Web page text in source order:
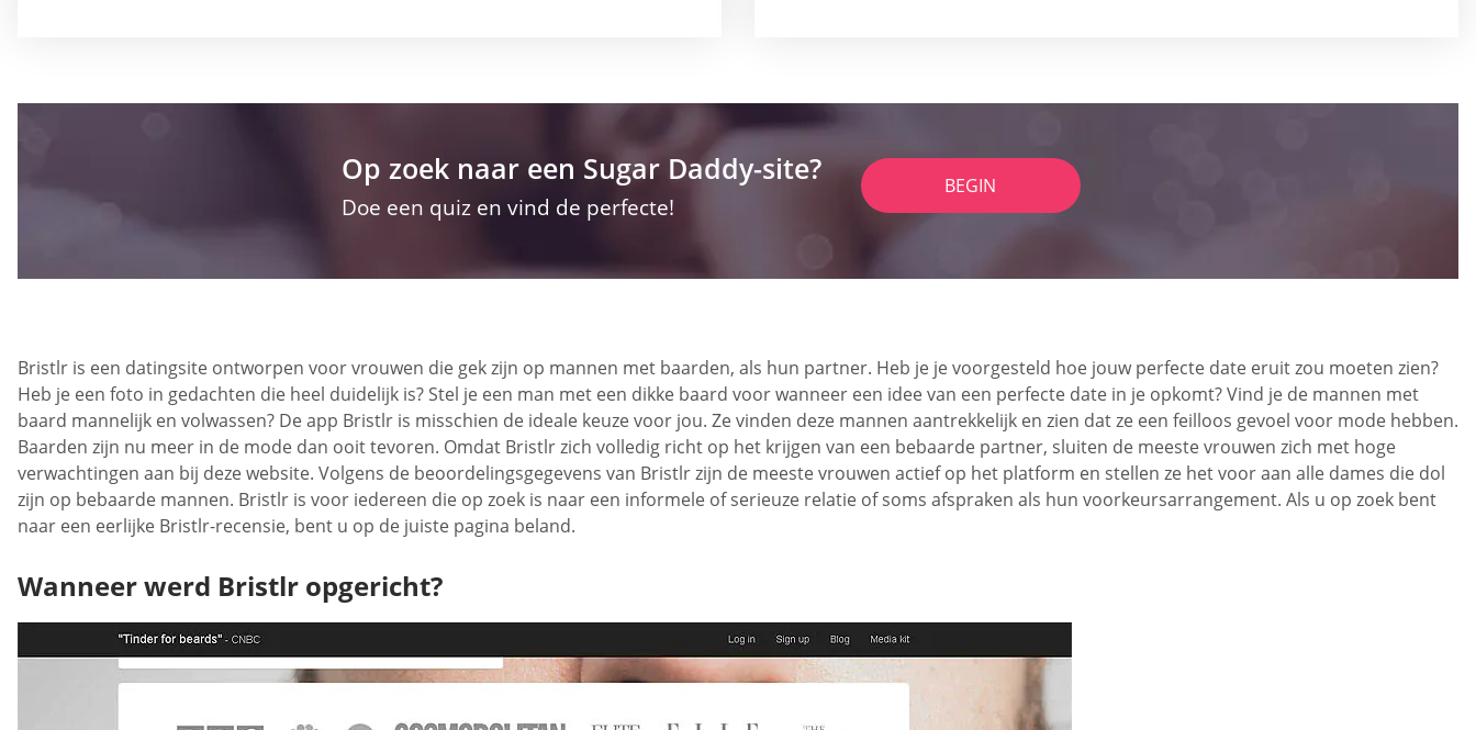
Op zoek naar een Sugar Daddy-site?
Doe een quiz en vind de perfecte!
BEGIN
Bristlr is een datingsite ontworpen voor vrouwen die gek zijn op mannen met baarden, als hun partner. Heb je je voorgesteld hoe jouw perfecte date eruit zou moeten zien?
Heb je een foto in gedachten die heel duidelijk is? Stel je een man met een dikke baard voor wanneer een idee van een perfecte date in je opkomt? Vind je de mannen met
baard mannelijk en volwassen? De app Bristlr is misschien de ideale keuze voor jou. Ze vinden deze mannen aantrekkelijk en zien dat ze een feilloos gevoel voor mode hebben.
Baarden zijn nu meer in de mode dan ooit tevoren. Omdat Bristlr zich volledig richt op het krijgen van een bebaarde partner, sluiten de meeste vrouwen zich met hoge
verwachtingen aan bij deze website. Volgens de beoordelingsgegevens van Bristlr zijn de meeste vrouwen actief op het platform en stellen ze het voor aan alle dames die dol
zijn op bebaarde mannen. Bristlr is voor iedereen die op zoek is naar een informele of serieuze relatie of soms afspraken als hun voorkeursarrangement. Als u op zoek bent
naar een eerlijke Bristlr-recensie, bent u op de juiste pagina beland.
Wanneer werd Bristlr opgericht?